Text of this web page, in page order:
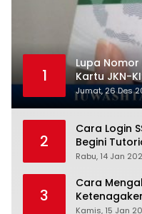
1
Lupa Nomor
Kartu JKN-
Jumat, 26 Des
2
Cara Login
Begini
Rabu, 14 Jan
3
Cara
Panduan
Kamis, 15 Jan